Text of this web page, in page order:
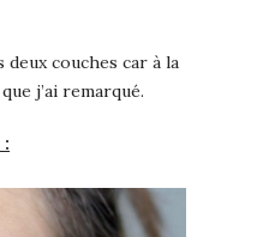
deux couches car à la
j’ai remarqué.
: